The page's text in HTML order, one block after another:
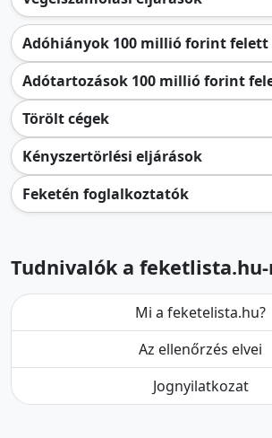
Adóhiányok 100 millió forint felett
Adótartozások 100 millió forint
Törölt cégek
Kényszertörlési eljárások
Feketén foglalkoztatók
Tudnivalók a
Mi a feketelista.hu?
Az ellenőrzés elvei
Jognyilatkozat